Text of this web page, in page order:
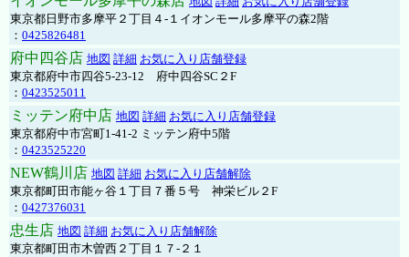
東京都日野市多摩平２丁目４-１イオンモール多摩平の森2階
： 0425826481
府中四谷店 地図 詳細 お気に入り店舗登録
東京都府中市四谷5-23-12 府中四谷SC２F
： 0423525011
ミッテン府中店 地図 詳細 お気に入り店舗登録
東京都府中市宮町1-41-2 ミッテン府中5階
： 0423525220
NEW鶴川店 地図 詳細 お気に入り店舗解除
東京都町田市能ヶ谷１丁目７番５号 神栄ビル２F
： 0427376031
忠生店 地図 詳細 お気に入り店舗解除
東京都町田市木曽西２丁目１７-２１